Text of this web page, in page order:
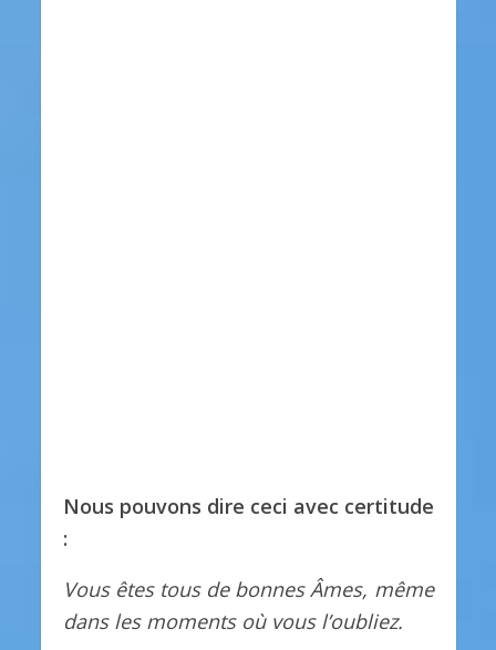
Nous pouvons dire ceci avec certitude
:
Vous êtes tous de bonnes Âmes, même
dans les moments où vous l’oubliez.